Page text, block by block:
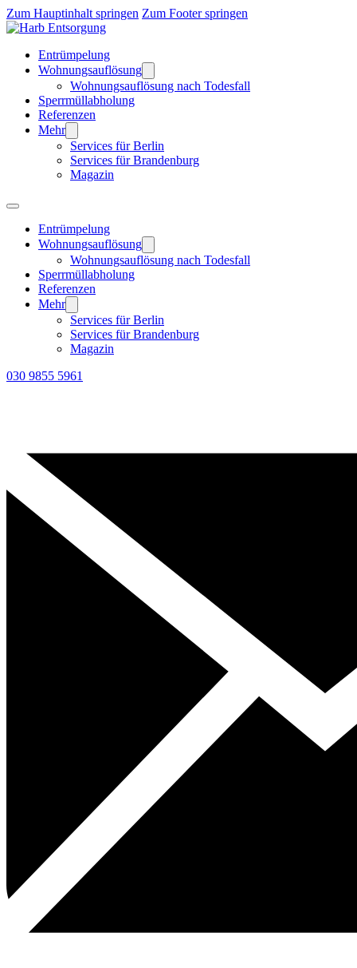
Zum Hauptinhalt springen Zum Footer springen
Entrümpelung
Wohnungsauflösung
Wohnungsauflösung nach Todesfall
Sperrmüllabholung
Referenzen
Mehr
Services für Berlin
Services für Brandenburg
Magazin
Entrümpelung
Wohnungsauflösung
Wohnungsauflösung nach Todesfall
Sperrmüllabholung
Referenzen
Mehr
Services für Berlin
Services für Brandenburg
Magazin
030 9855 5961